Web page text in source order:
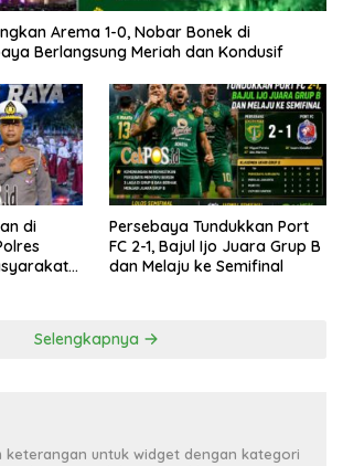
Arema 1-0, Nobar Bonek di
Berlangsung Meriah dan Kondusif
di
Persebaya Tundukkan Port
FC 2-1, Bajul Ijo Juara Grup B
dan Melaju ke Semifinal
Selengkapnya
keterangan untuk widget dengan kategori